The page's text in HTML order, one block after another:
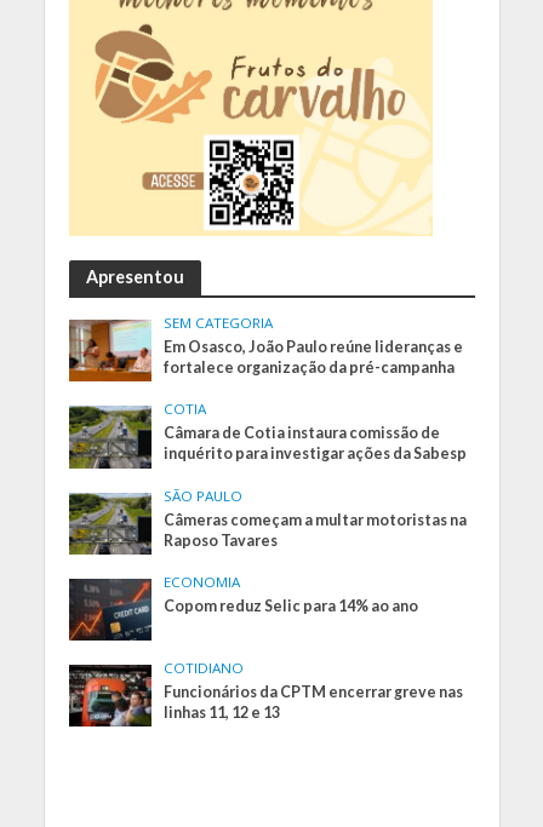
Apresentou
SEM CATEGORIA
Em Osasco, João Paulo reúne lideranças e
fortalece organização da pré-campanha
COTIA
Câmara de Cotia instaura comissão de
inquérito para investigar ações da Sabesp
SÃO PAULO
Câmeras começam a multar motoristas na
Raposo Tavares
ECONOMIA
Copom reduz Selic para 14% ao ano
COTIDIANO
Funcionários da CPTM encerrar greve nas
linhas 11, 12 e 13